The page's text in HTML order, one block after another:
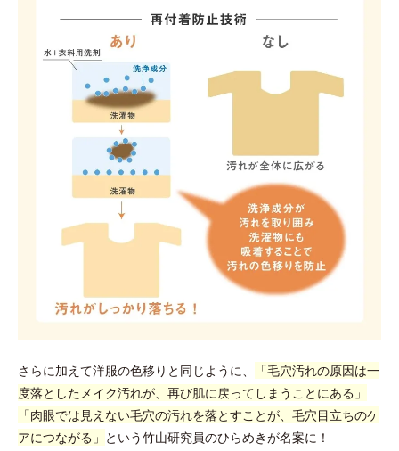
さらに加えて洋服の色移りと同じように、
「毛穴汚れの原因は一
度落としたメイク汚れが、再び肌に戻ってしまうことにある」
「肉眼では見えない毛穴の汚れを落とすことが、毛穴目立ちのケ
アにつながる」 という竹山研究員のひらめきが名案に！